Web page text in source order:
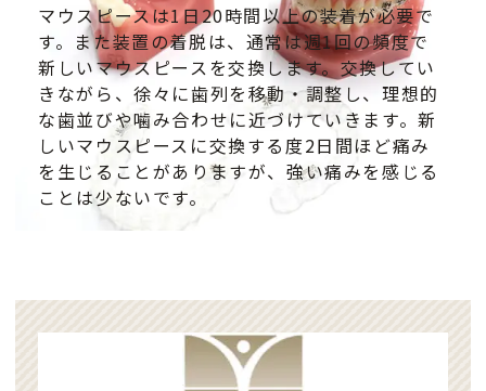
マウスピースは1日20時間以上の装着が必要で
す。また装置の着脱は、通常は週1回の頻度で
新しいマウスピースを交換します。交換してい
きながら、徐々に歯列を移動・調整し、理想的
な歯並びや噛み合わせに近づけていきます。新
しいマウスピースに交換する度2日間ほど痛み
を生じることがありますが、強い痛みを感じる
ことは少ないです。